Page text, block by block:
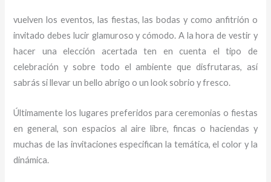
vuelven los eventos, las fiestas, las bodas y como anfitrión o
invitado debes lucir glamuroso y cómodo. A la hora de vestir y
hacer una elección acertada ten en cuenta el tipo de
celebración y sobre todo el ambiente que disfrutaras, así
sabrás si llevar un bello abrigo o un look sobrio y fresco.
Últimamente los lugares preferidos para ceremonias o fiestas
en general, son espacios al aire libre, fincas o haciendas y
muchas de las invitaciones especifican la temática, el color y la
dinámica.